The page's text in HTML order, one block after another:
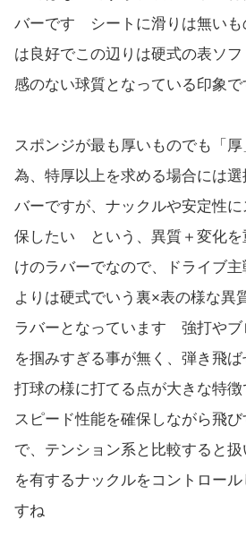
バーです シートに滑りは無いも
は良好でこの辺りは硬式の表ソ
感のない球質となっている印象で
スポンジが最も厚いものでも「
為、特厚以上を求める場合には
バーですが、ナックルや安定性
保したい という、異質＋変化を
けのラバーでなので、ドライブ
よりは硬式でいう裏×表の様な異
ラバーとなっています 強打やブ
を掴みすぎる事が無く、弾き飛
打球の様に打てる点が大きな特
スピード性能を確保しながら飛
で、テンション系と比較すると
を有するナックルをコントロー
すね